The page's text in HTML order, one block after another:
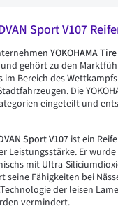
Sport V107
YOKOHAMA
gehört zu den
im Bereich des
Die
eingeteilt und
Sport V107 ist ein
Leistungsstärke. Er wurde
mit Ultra-
seine Fähigkeiten bei
der leisen
vermindert.